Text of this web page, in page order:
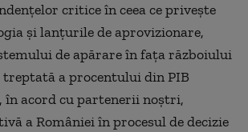
critice în ceea ce privește
și lanțurile de aprovizionare,
de apărare în fața războiului
a procentului din PIB
în acord cu partenerii noștri,
a României în procesul de decizie